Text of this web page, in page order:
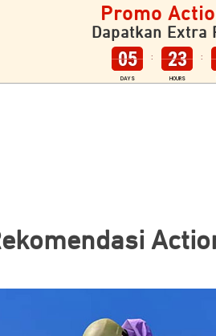
Promo
Dapatkan Extra
05
DAYS
: 23
HOURS
: